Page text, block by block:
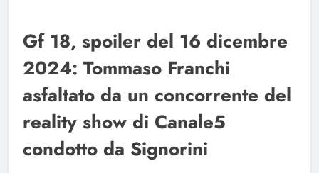
Gf 18, spoiler del 16 dicembre
2024: Tommaso Franchi
asfaltato da un concorrente del
reality show di Canale5
condotto da Signorini